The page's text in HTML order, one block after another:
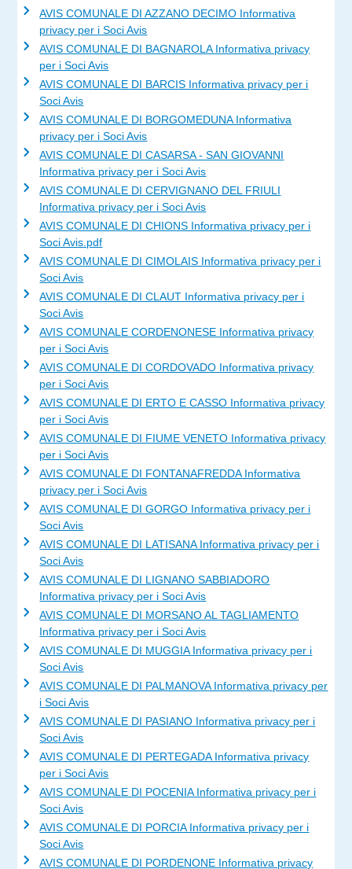
AVIS COMUNALE DI AZZANO DECIMO Informativa
privacy per i Soci Avis
AVIS COMUNALE DI BAGNAROLA Informativa privacy
per i Soci Avis
AVIS COMUNALE DI BARCIS Informativa privacy per i
Soci Avis
AVIS COMUNALE DI BORGOMEDUNA Informativa
privacy per i Soci Avis
AVIS COMUNALE DI CASARSA - SAN GIOVANNI
Informativa privacy per i Soci Avis
AVIS COMUNALE DI CERVIGNANO DEL FRIULI
Informativa privacy per i Soci Avis
AVIS COMUNALE DI CHIONS Informativa privacy per i
Soci Avis.pdf
AVIS COMUNALE DI CIMOLAIS Informativa privacy per i
Soci Avis
AVIS COMUNALE DI CLAUT Informativa privacy per i
Soci Avis
AVIS COMUNALE CORDENONESE Informativa privacy
per i Soci Avis
AVIS COMUNALE DI CORDOVADO Informativa privacy
per i Soci Avis
AVIS COMUNALE DI ERTO E CASSO Informativa privacy
per i Soci Avis
AVIS COMUNALE DI FIUME VENETO Informativa privacy
per i Soci Avis
AVIS COMUNALE DI FONTANAFREDDA Informativa
privacy per i Soci Avis
AVIS COMUNALE DI GORGO Informativa privacy per i
Soci Avis
AVIS COMUNALE DI LATISANA Informativa privacy per i
Soci Avis
AVIS COMUNALE DI LIGNANO SABBIADORO
Informativa privacy per i Soci Avis
AVIS COMUNALE DI MORSANO AL TAGLIAMENTO
Informativa privacy per i Soci Avis
AVIS COMUNALE DI MUGGIA Informativa privacy per i
Soci Avis
AVIS COMUNALE DI PALMANOVA Informativa privacy per
i Soci Avis
AVIS COMUNALE DI PASIANO Informativa privacy per i
Soci Avis
AVIS COMUNALE DI PERTEGADA Informativa privacy
per i Soci Avis
AVIS COMUNALE DI POCENIA Informativa privacy per i
Soci Avis
AVIS COMUNALE DI PORCIA Informativa privacy per i
Soci Avis
AVIS COMUNALE DI PORDENONE Informativa privacy